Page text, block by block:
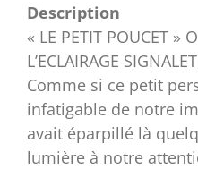
Description
« LE PETIT POUCET »
L’ECLAIRAGE
Comme si ce petit
infatigable de notre
avait éparpillé là
lumière à notre